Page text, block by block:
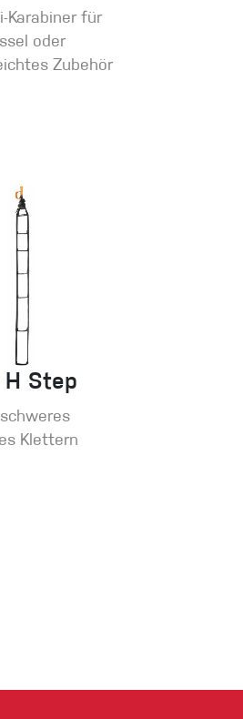
Karabiner für
oder
Zubehör
H Step
Klettern